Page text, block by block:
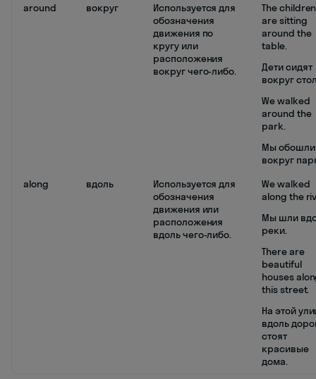
around
вокруг
Используется для
обозначения
движения по
кругу или
расположения
вокруг чего-либо.
The children
are sitting
around the
table.
Дети сидят
вокруг
We walked
around the
park.
Мы обошли
вокруг
along
вдоль
Используется для
обозначения
движения или
расположения
вдоль чего-либо.
We walked
along the
Мы шли
реки.
There are
beautiful
houses
this street.
На этой
вдоль
стоят
красивые
дома.